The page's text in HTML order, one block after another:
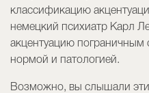
классификацию
немецкий психиатр Карл
акцентуацию пограничным
нормой и патологией.
Возможно, вы слышали